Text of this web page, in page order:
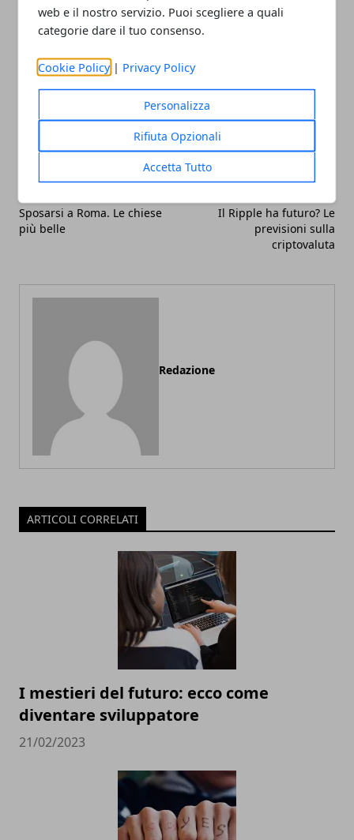
web e il nostro servizio. Puoi scegliere a quali
categorie dare il tuo consenso.
Cookie Policy | Privacy Policy
Personalizza
Rifiuta Opzionali
Accetta Tutto
Whatsapp
Sposarsi a Roma. Le chiese
più belle
Il Ripple ha futuro? Le
previsioni sulla
criptovaluta
Redazione
ARTICOLI CORRELATI
I mestieri del futuro: ecco come
diventare sviluppatore
21/02/2023